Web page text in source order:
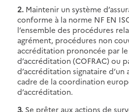
2. Maintenir un système
conforme à la norme NF EN
l’ensemble des procédures
agrément, procédures non
accréditation prononcée par
d’accréditation (COFRAC) ou
d’accréditation signataire
cadre de la coordination
d’accréditation.
3. Se prêter aux actions de